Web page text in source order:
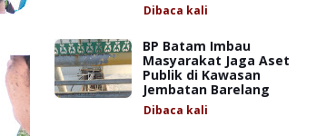
Dibaca kali
BP Batam Imbau
Masyarakat Jaga Aset
Publik di Kawasan
Jembatan Barelang
Dibaca kali